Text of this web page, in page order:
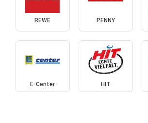
REWE PENNY
E-Center HIT